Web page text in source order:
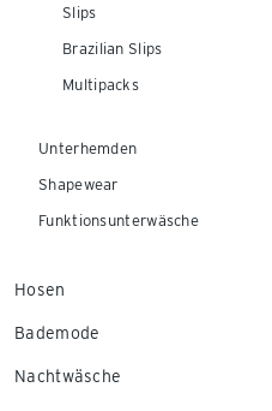
Slips
Brazilian Slips
Multipacks
Unterhemden
Shapewear
Funktionsunterwäsche
Hosen
Bademode
Nachtwäsche